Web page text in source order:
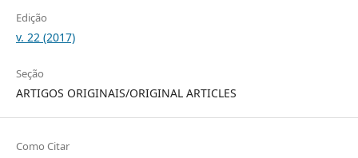
Edição
v. 22 (2017)
Seção
ARTIGOS ORIGINAIS/ORIGINAL ARTICLES
Como Citar